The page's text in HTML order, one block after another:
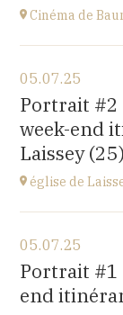
Cinéma de
Stella Cinéma,
14 rue Juifs,
à14H30
05.07.25
Portrait #2
week-end
Laissey (25)
église de
église Saint-
27 Rue de la
à17H00
05.07.25
Portrait #1
end